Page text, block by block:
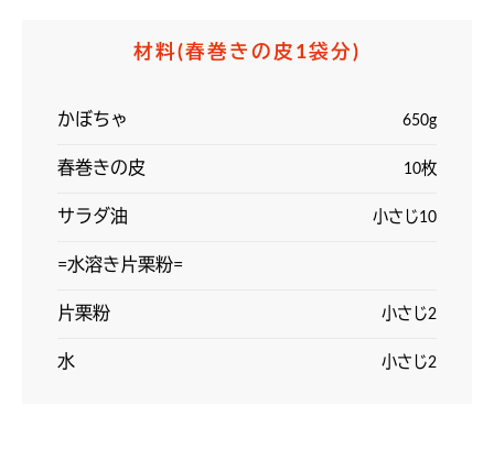
材料(春巻きの皮1袋分)
かぼちゃ 650g
春巻きの皮 10枚
サラダ油 小さじ10
=水溶き片栗粉=
片栗粉 小さじ2
水 小さじ2